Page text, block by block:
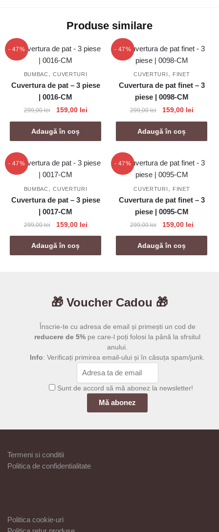
Produse similare
- 47%
BUMBAC,CUVERTURI
Cuvertura de pat – 3 piese
| 0016-CM
299,00lei
Prețul
inițial
a
fost:
159,00 leiPrețul
curent
159,00 lei.
Adaugă în coș
- 47%
CUVERTURI , FINET
Cuvertura de pat finet – 3
piese | 0098-CM
299,00lei
Prețul
inițial
a
fost:
159,00 leiPrețul
curent
159,00
Adaugă în coș
- 47%
BUMBAC,CUVERTURI
Cuvertura de pat – 3 piese
| 0017-CM
299,00lei
Prețul
inițial
a
fost:
159,00 leiPrețul
curent
159,00 lei.
Adaugă în coș
- 47%
CUVERTURI , FINET
Cuvertura de pat finet – 3
piese | 0095-CM
299,00lei
Prețul
inițial
a
fost:
159,00 leiPrețul
curent
159,00
Adaugă în coș
🎁 Voucher Cadou 🎁
Înscrie-te cu adresa de email și primești un cod de
reducere de 5% pe care-l poți folosi la până la sfrsitul
anului.
Info: Verificați primirea email-ului și în căsuța spam/junk.
Sunt de accord să mă abonez la newsletter!
Termeni si conditii
Politica de confidentialitate
Politica cookie-uri